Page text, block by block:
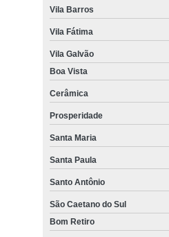
Vila Barros
Vila Fátima
Vila Galvão
Boa Vista
Cerâmica
Prosperidade
Santa Maria
Santa Paula
Santo Antônio
São Caetano do Sul
Bom Retiro